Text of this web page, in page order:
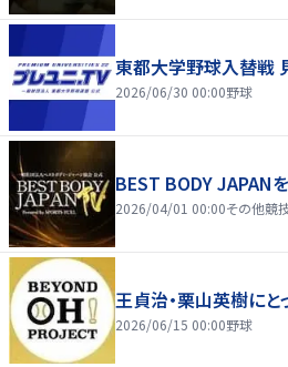
東都大学野球入替戦
2026/06/30 00:00野球
BEST BODY JAPANを
2026/04/01 00:00その他競
王貞治・栗山英樹に
2026/06/15 00:00野球